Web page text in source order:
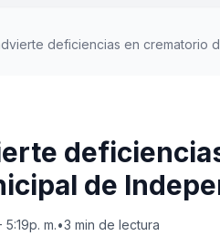
deficiencias en crematorio
de
m.•3 min de lectura